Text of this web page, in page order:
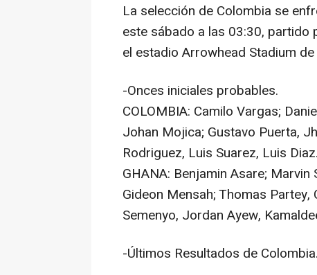
La selección de Colombia se
este sábado a las 03:30, partido
el estadio Arrowhead Stadium de
-Onces iniciales probables.
COLOMBIA: Camilo Vargas;
Johan Mojica; Gustavo Puerta,
Rodriguez, Luis Suarez, Luis Diaz.
GHANA: Benjamin Asare;
Gideon Mensah; Thomas Partey,
Semenyo, Jordan Ayew,
-Últimos Resultados de Colombia.